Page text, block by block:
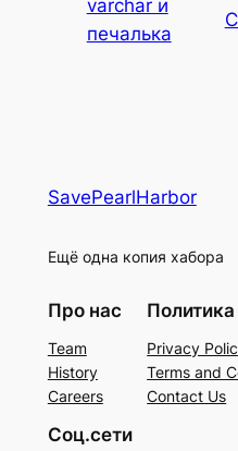
varchar и
печалька
SavePearlHarbor
Ещё одна копия хабора
Про нас
Team
History
Careers
Privacy
Terms and
Contact Us
Соц.сети